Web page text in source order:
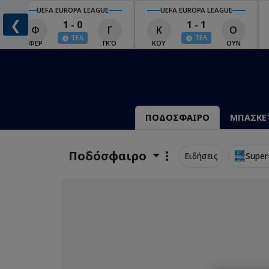
❮
UEFA EUROPA LEAGUE
Φ
ΦΕΡ
1 - 0
ΤΕΛ
Γ
ΓΚΌ
UEFA EUROPA LEAGUE
Κ
ΚΟΥ
1 - 1
ΤΕΛ
Ο
ΟΥΝ
ΠΟΔΟΣΦΑΙΡΟ
Ποδόσφαιρο Ειδήσεις